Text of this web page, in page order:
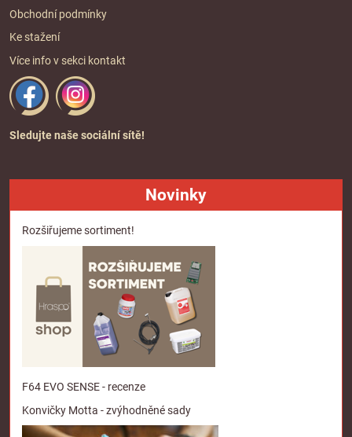
Obchodní podmínky
Ke stažení
Více info v sekci kontakt
Sledujte naše sociální sítě!
Novinky
Rozšiřujeme sortiment!
F64 EVO SENSE - recenze
Konvičky Motta - zvýhodněné sady